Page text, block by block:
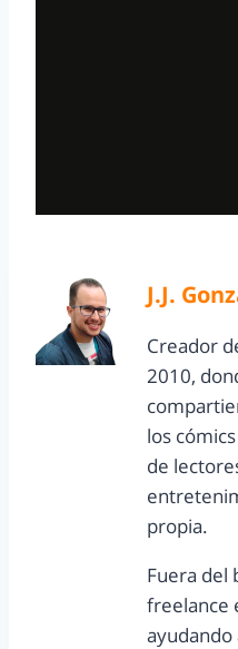
J.J.
Creador
2010,
los
de
propia.
Fuera del
freelance
ayudando